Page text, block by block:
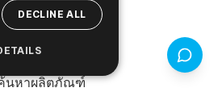
ข้อเสนอ
ค้าและบริการ
การและช่วยเหลือ
นหาผลิตภัณฑ์
DECLINE ALL